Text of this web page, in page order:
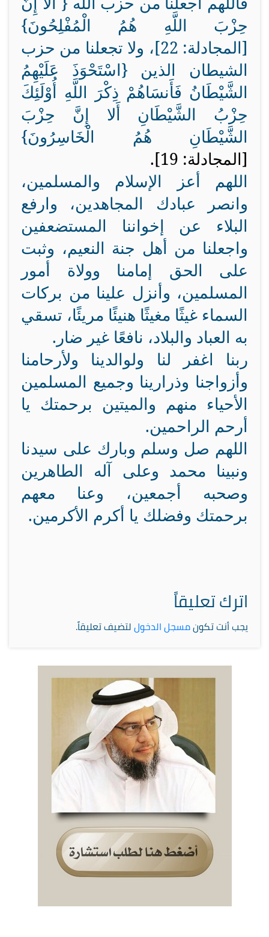
حِزْبَ اللَّهِ هُمُ الْمُفْلِحُونَ}
[المجادلة: 22]، ولا تجعلنا من حزب
الشيطان الذين {اسْتَحْوَذَ عَلَيْهِمُ
الشَّيْطَانُ فَأَنسَاهُمْ ذِكْرَ اللَّهِ أُوْلَئِكَ
حِزْبُ الشَّيْطَانِ أَلا إِنَّ حِزْبَ
الشَّيْطَانِ هُمُ الْخَاسِرُونَ}
[المجادلة: 19].
اللهم أعز الإسلام والمسلمين،
وانصر عبادك المجاهدين، وارفع
البلاء عن إخواننا المستضعفين
واجعلنا من أهل جنة النعيم، وثبت
على الحق إمامنا وولاة أمور
المسلمين، وأنزل علينا من بركات
السماء غيثًا مغيثًا هنيئًا مريئًا، تسقي
به العباد والبلاد، نافعًا غير ضار.
ربنا اغفر لنا ولوالدينا ولأرحامنا
وأزواجنا وذرارينا وجميع المسلمين
الأحياء منهم والميتين برحمتك يا
أرحم الراحمين.
اللهم صل وسلم وبارك على سيدنا
ونبينا محمد وعلى آله الطاهرين
وصحبه أجمعين، وعنا معهم
برحمتك وفضلك يا أكرم الأكرمين.
اترك تعليقاً
يجب أنت تكونمسجل الدخوللتضيف تعليقاً.